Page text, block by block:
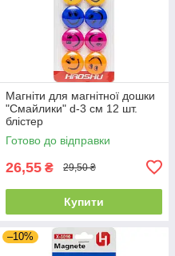
Магніти для магнітної дошки
"Смайлики" d-3 см 12 шт.
блістер
Готово до відправки
26,55 ₴ 29,50 ₴
Купити
–10%